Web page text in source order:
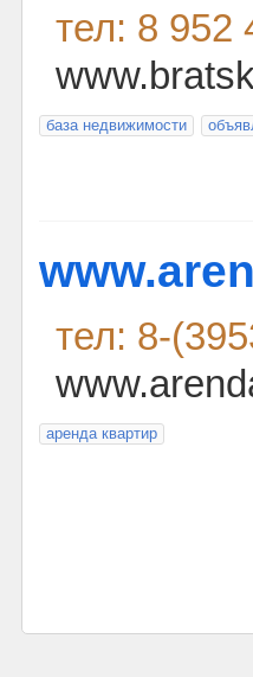
тел: 8 952
база недвижимости
тел: 8-
аренда квартир